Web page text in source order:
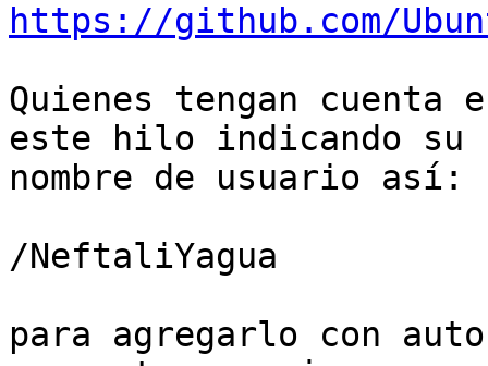
https://github.com/
Quienes tengan cuenta
este hilo indicando su
nombre de usuario así:
/NeftaliYagua
​para agregarlo con